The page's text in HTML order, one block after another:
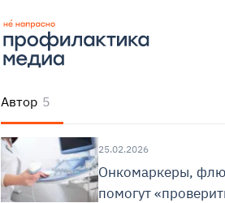
Автор 5
25.02.2026
Онкомаркеры,
помогут